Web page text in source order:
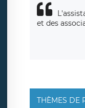
et des
THÈMES DE